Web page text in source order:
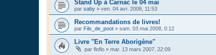
Stand Up à Carnac le 04 mai
par saby » ven. 04 avr. 2008, 11:53
Recommandations de livres!
par Fils_de_poot » sam. 03 mai 2008, 0:12
Livre "En Terre Aborigène"
par floflo » mar. 13 mars 2007, 22:09